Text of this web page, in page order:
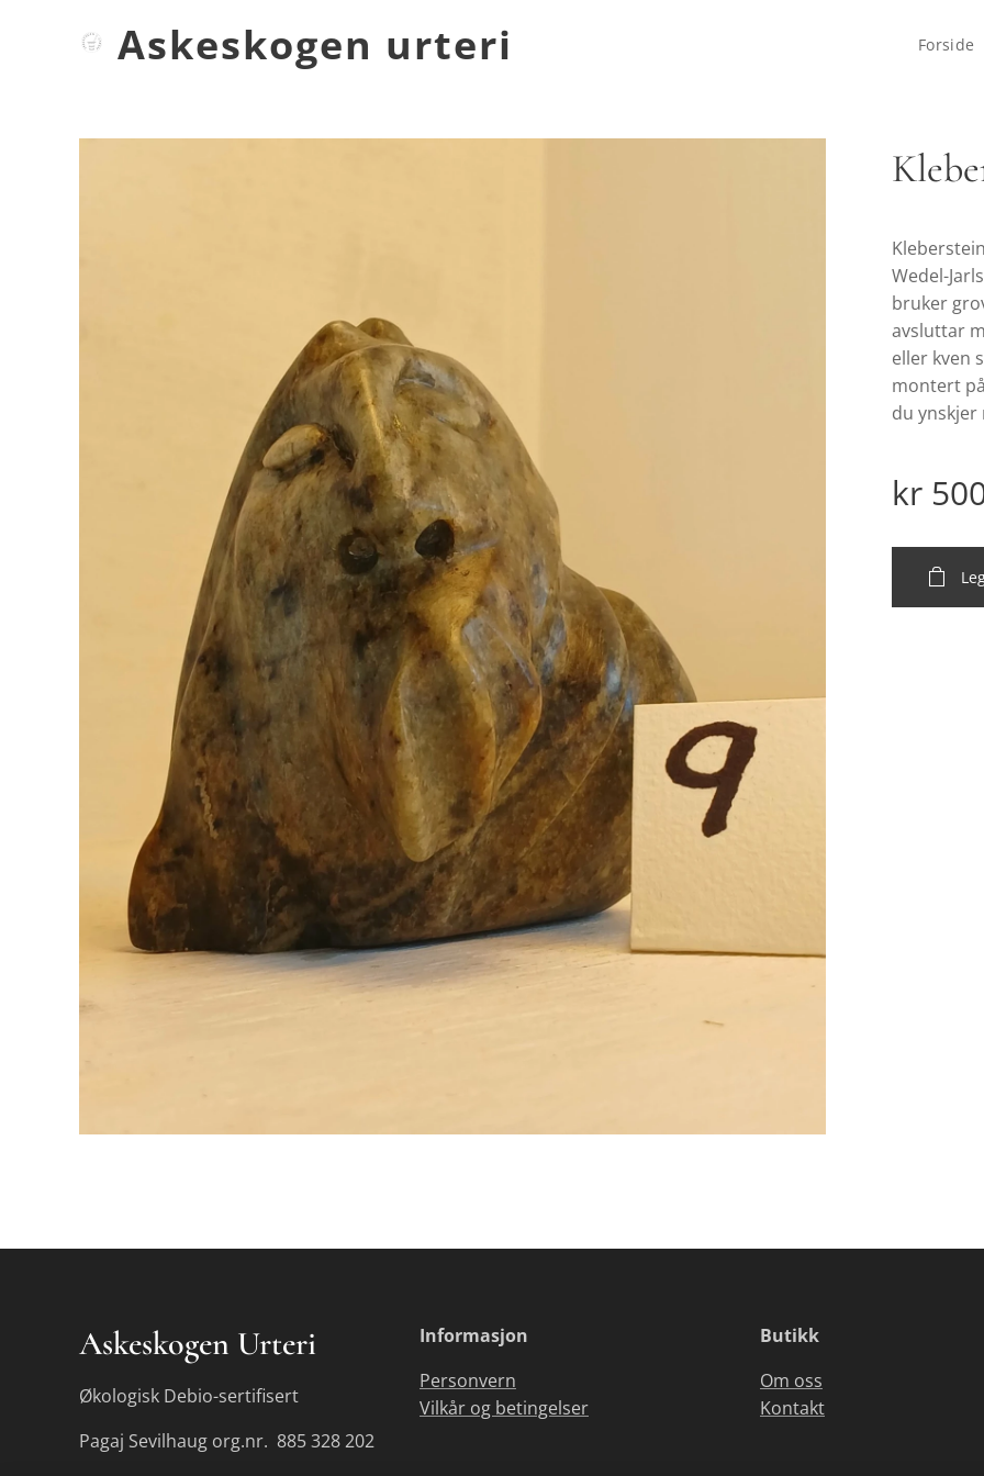
Askeskogen urteri
Forside
Wedel-
bruker
avsluttar
eller kven
montert
du
kr
Askeskogen Urteri
Økologisk Debio-sertifisert
Pagaj Sevilhaug org.nr. 885 328 202
Informasjon
Personvern
Vilkår og betingelser
Butikk
Om oss
Kontakt